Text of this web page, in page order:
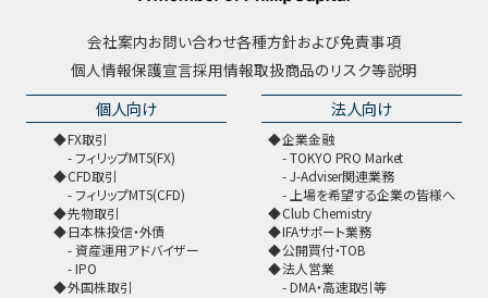
会社案内お問い合わせ各種方針および免責事項
個人情報保護宣言採用情報取扱商品のリスク等説明
個人向け
FX取引
フィリップMT5(FX)
CFD取引
フィリップMT5(CFD)
先物取引
日本株投信・外債
資産運用アドバイザー
IPO
外国株取引
法人向け
企業金融
TOKYO PRO Market
J-Adviser関連業務
上場を希望する企業の皆様へ
Club Chemistry
IFAサポート業務
公開買付・TOB
法人営業
DMA・高速取引等